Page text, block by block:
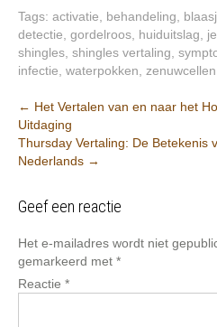
Tags: activatie behandeling
detectie gordelroos huiduitslag
shingles shingles vertaling
infectie waterpokken zenuwcellen
Berichtnavigatie
← Het Vertalen van en naar het
Uitdaging
Thursday Vertaling: De Betekenis
Nederlands →
Geef een reactie
Het e-mailadres wordt niet
gemarkeerd met *
Reactie *